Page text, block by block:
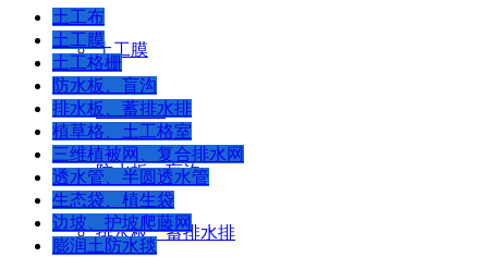
土工膜
土工格栅
防水板、盲沟
排水板、蓄排水排
土工布
土工膜
土工格栅
防水板、盲沟
排水板、蓄排水排
植草格、土工格室
三维植被网、复合排水网
透水管、半圆透水管
生态袋、植生袋
边坡、护坡爬藤网
膨润土防水毯